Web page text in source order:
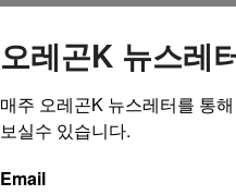
blog.naver.com/lydianish/
오레곤K 뉴스레
매주 오레곤K 뉴스레터를 통
보실수 있습니다.
Email